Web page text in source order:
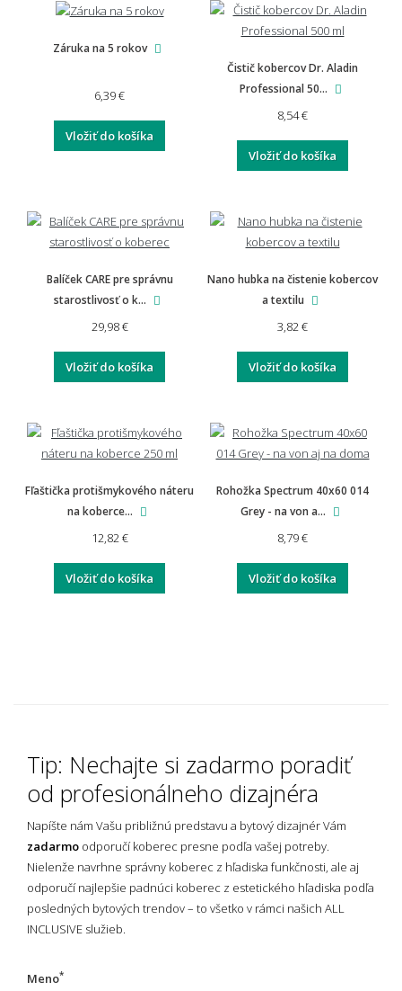
Záruka na 5 rokov
6,39 €
Vložiť do košíka
Čistič kobercov Dr. Aladin
Professional 50...
8,54 €
Vložiť do košíka
Balíček CARE pre správnu
starostlivosť o k...
29,98 €
Vložiť do košíka
Nano hubka na čistenie kobercov
a textilu
3,82 €
Vložiť do košíka
Fľaštička protišmykového náteru
na koberce...
12,82 €
Vložiť do košíka
Rohožka Spectrum 40x60 014
Grey - na von a...
8,79 €
Vložiť do košíka
Tip: Nechajte si zadarmo poradiť
od profesionálneho dizajnéra
Napíšte nám Vašu približnú predstavu a bytový dizajnér Vám
zadarmo odporučí koberec presne podľa vašej potreby.
Nielenže navrhne správny koberec z hľadiska funkčnosti, ale aj
odporučí najlepšie padnúci koberec z estetického hľadiska podľa
posledných bytových trendov – to všetko v rámci našich ALL
INCLUSIVE služieb.
Meno*